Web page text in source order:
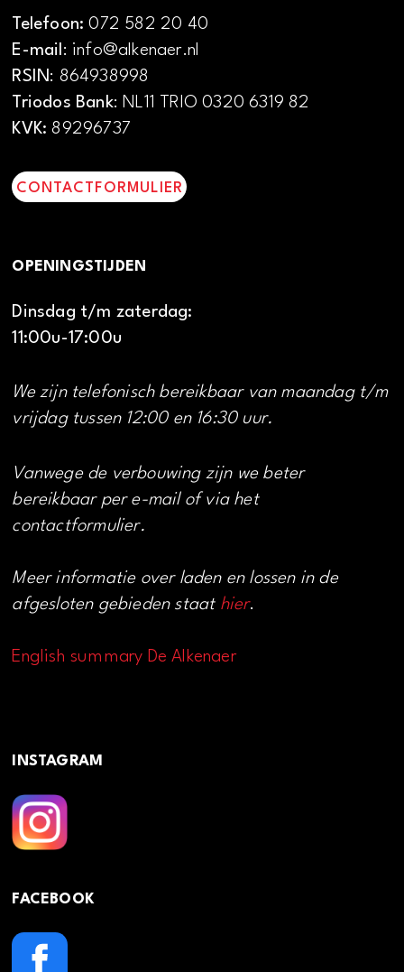
Telefoon:072 582 20 40
E-mail: info@alkenaer.nl
RSIN: 864938998
Triodos Bank: NL11 TRIO 0320 6319 82
KVK: 89296737
CONTACTFORMULIER
OPENINGSTIJDEN
Dinsdag t/m zaterdag:
11:00u-17:00u
We zijn telefonisch bereikbaar van maandag t/m
vrijdag tussen 12:00 en 16:30 uur.
Vanwege de verbouwing zijn we beter
bereikbaar per e-mail of via het
contactformulier.
Meer informatie over laden en lossen in de
afgesloten gebieden staat hier.
English summary De Alkenaer
INSTAGRAM
FACEBOOK